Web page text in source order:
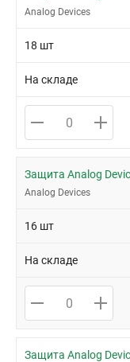
Analog Devices
18 шт
На складе
Защита Analog
Analog Devices
16 шт
На складе
Защита Analog